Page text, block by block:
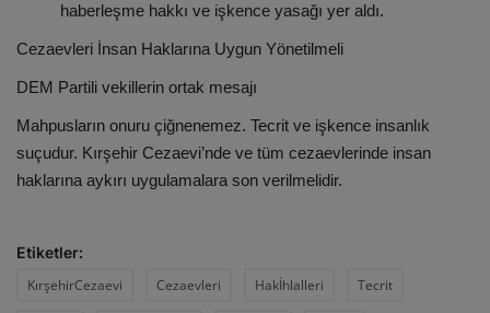
haberleşme hakkı ve işkence yasağı yer aldı.
Cezaevleri İnsan Haklarına Uygun Yönetilmeli
DEM Partili vekillerin ortak mesajı
Mahpusların onuru çiğnenemez. Tecrit ve işkence insanlık
suçudur. Kırşehir Cezaevi’nde ve tüm cezaevlerinde insan
haklarına aykırı uygulamalara son verilmelidir.
Etiketler:
KırşehirCezaevi
Cezaevleri Hakİhlalleri Tecrit